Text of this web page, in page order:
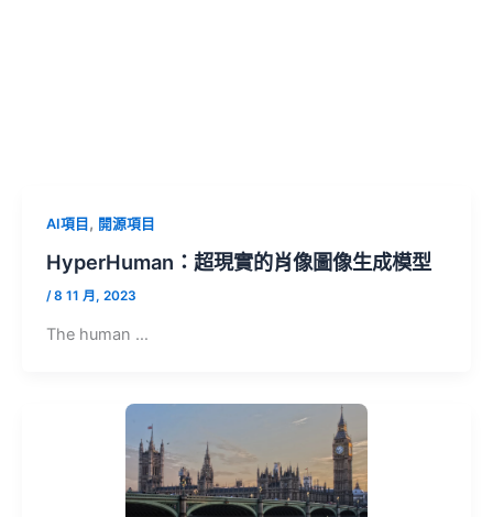
AI項目 , 開源項目
HyperHuman：超現實的肖像圖像生成模型
/8 11 月, 2023
The human …